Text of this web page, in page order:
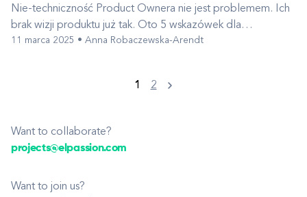
Nie-techniczność Product Ownera nie jest problemem. Ich
brak wizji produktu już tak. Oto 5 wskazówek dla
początkujących Product Ownerów. Piękno pracy w branży
Ownera w procesie rozwoju produktu cyfro...
11 marca 2025 • Anna Robaczewska-Arendt
1 2
Want to collaborate?
projects@elpassion.com
Want to join us?